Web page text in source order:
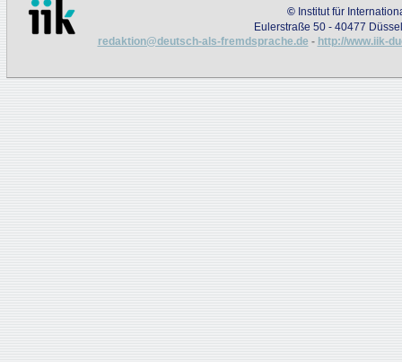
© Institut für
Eulerstraße 50 - 40477
redaktion@deutsch-als-fremdsprache.de - http://www.iik-